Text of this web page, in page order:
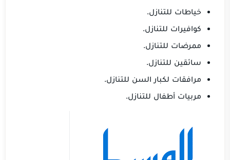
خياطات للتنازل.
كوافيرات للتنازل.
ممرضات للتنازل.
سائقين للتنازل.
مرافقات لكبار السن للتنازل.
مربيات أطفال للتنازل.